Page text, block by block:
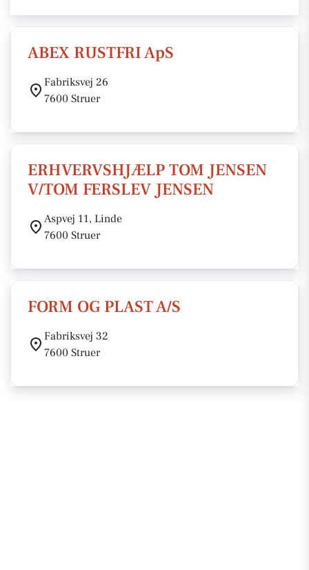
ABEX RUSTFRI ApS
Fabriksvej 26
7600 Struer
ERHVERVSHJÆLP TOM JENSEN
V/TOM FERSLEV JENSEN
Aspvej 11, Linde
7600 Struer
FORM OG PLAST A/S
Fabriksvej 32
7600 Struer